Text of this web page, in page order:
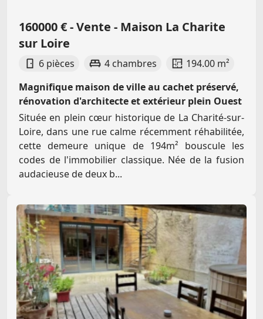
160000 € - Vente - Maison La Charite
sur Loire
6 pièces 4 chambres
194.00 m²
Magnifique maison de ville au cachet préservé,
rénovation d'architecte et extérieur plein Ouest
Située en plein cœur historique de La Charité-sur-
Loire, dans une rue calme récemment réhabilitée,
cette demeure unique de 194m² bouscule les
codes de l'immobilier classique. Née de la fusion
audacieuse de deux b...